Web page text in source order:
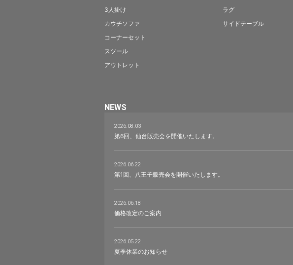
3人掛け
カウチソファ
コーナーセット
スツール
アウトレット
ラグ
サイドテーブル
NEWS
2026.08.03
第6回、仙台販売会を開催いたします。
2026.06.22
第1回、八王子販売会を開催いたします。
2026.06.18
価格改定のご案内
2026.05.22
夏季休業のお知らせ